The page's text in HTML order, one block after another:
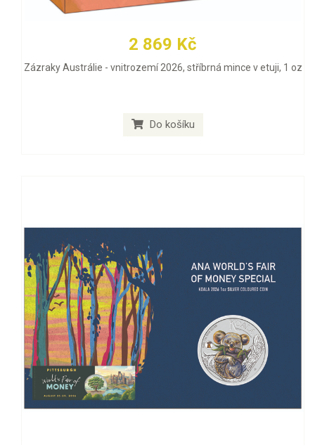
2 869 Kč
Zázraky Austrálie - vnitrozemí 2026, stříbrná mince v etuji, 1 oz
Do košíku